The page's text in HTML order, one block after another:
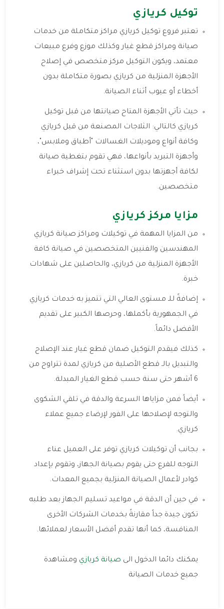
توكيل كريازي
تعتبر فروع توكيل كريازي مراكز متكاملة من خدمات
صيانة ومراكز قطع غيار وكذلك موزع وفرع مبيعات
معتمد، ويكون التوكيل مركز متخصص في إصلاح
الأجهزة المنزلية من كريازي بصورة متكاملة بدون
أخطاء أو عيوب أثناء الصيانة.
حيث تأتي الأجهزة المتاح صيانتها من قبل توكيل
كريازي كالتالي: الثلاجات المصنعة من قبل كريازي
وكافة أنواع وموديلات الغسالات "أطباق وملابس"،
وأجهزة التبريد بأنواعها، فهي تقوم بتغطية صيانة
لكافة أجهزتها بدون استثناء تحت إشراف خبراء
متخصصين.
مزايا مركز كريازي
من المزايا المهمة في توكيلات ومراكز صيانة كريازي
المهندسين والفنيين المتخصصين في صيانة كافة
الأجهزة المنزلية من كريازي، والحاصلين على شهادات
خبرة.
إضافةً للـ مستوى العالي التي تتميز به خدمات كريازي
في الجمهورية بأكملها، وحرصها الكبير على تقديم
الأفضل دائماً.
كذلك فيقدم التوكيل ضمان قطع غيار عند الإصلاح
والتبديل بالـ قطع الأصلية من كريازي لمدة تتراوح من
6 أشهر حتى سنة حسب قطع الغيار المبدلة.
أيضاً فمن مزاياها السرعة والدقة في تلقي الشكوى
والتوجه لإصلاحها على الفور لإرضاء جميع عملاء
كريازي.
بجانب أن توكيلات كريازي توفر على العميل عناء
التوجه للفرع حتى يقوم بصيانة الجهاز، وتقوم بإعداد
كوادر لأعمال الصيانة المنزلية بجميع المعدات.
في حين أن الدقة في مواعيد تسليم الجهاز بعد طلبه
تكون جيدة جداً مقارنةً بخدمات الشركات الأخرى
المنافسة، كما أنها تقدم أفضل الأسعار لعملائها.
يمكنك دائما الدخول الى صيانة كريازي ومشاهدة
جميع خدمات الصيانة